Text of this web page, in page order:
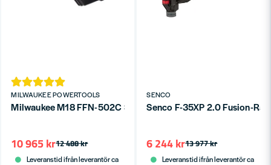
MILWAUKEE POWERTOOLS
Milwaukee M18 FFN-502C Spikpistol 18V 50-90mm 34g
12 488 kr
10 965 kr
Leveranstid ifrån leverantör ca
SENCO
Senco F-35XP 2.0 Fusion-
13 977 kr
6 244 kr
Leveranstid ifrån leverantör ca